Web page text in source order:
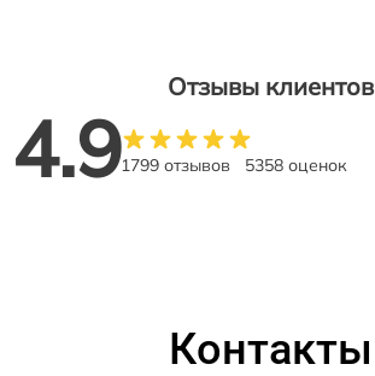
Отзывы клиентов
4.91799 отзывов 5358 оценок
Контакты